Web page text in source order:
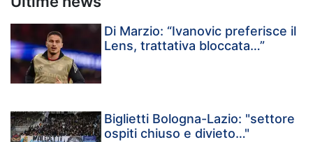
Di Marzio: “Ivanovic preferisce il
Lens, trattativa bloccata…”
Biglietti Bologna-Lazio: "settore
ospiti chiuso e divieto…"